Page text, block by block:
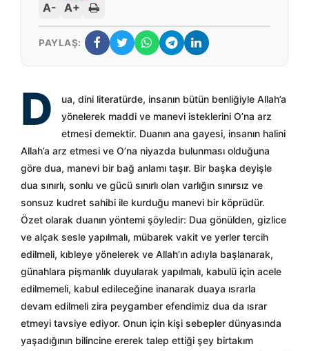
A- A+
PAYLAŞ:
D
ua, dini literatürde, insanın bütün benliğiyle Allah’a
yönelerek maddi ve manevi isteklerini O’na arz
etmesi demektir. Duanın ana gayesi, insanın halini
Allah’a arz etmesi ve O’na niyazda bulunması olduğuna
göre dua, manevi bir bağ anlamı taşır. Bir başka deyişle
dua sınırlı, sonlu ve gücü sınırlı olan varlığın sınırsız ve
sonsuz kudret sahibi ile kurduğu manevi bir köprüdür.
Özet olarak duanın yöntemi şöyledir: Dua gönülden, gizlice
ve alçak sesle yapılmalı, mübarek vakit ve yerler tercih
edilmeli, kıbleye yönelerek ve Allah’ın adıyla başlanarak,
günahlara pişmanlık duyularak yapılmalı, kabulü için acele
edilmemeli, kabul edileceğine inanarak duaya ısrarla
devam edilmeli zira peygamber efendimiz dua da ısrar
etmeyi tavsiye ediyor. Onun için kişi sebepler dünyasında
yaşadığının bilincine ererek talep ettiği şey birtakım